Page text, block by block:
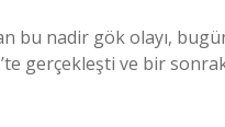
bu nadir gök olayı,
gerçekleşti ve bir